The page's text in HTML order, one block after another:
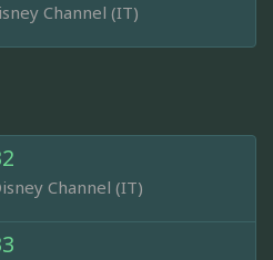
Channel (IT)
Channel (IT)